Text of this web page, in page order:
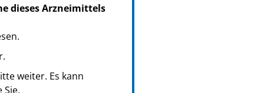
dieses Arzneimittels
weiter. Es kann
Sie.